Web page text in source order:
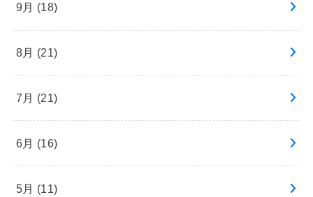
9月 (18)
8月 (21)
7月 (21)
6月 (16)
5月 (11)